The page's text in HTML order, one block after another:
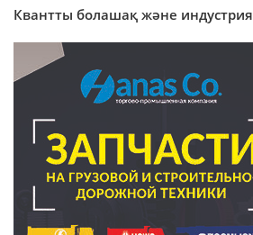
Квантты болашақ және индустрия